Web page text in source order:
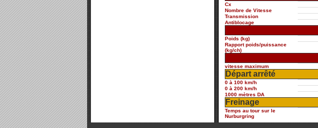
Cx
Nombre de Vitesse
Transmission
Antiblocage
Poids (kg)
Rapport poids/puissance
(kg/ch)
vitesse maximum
Départ arrêté
0 à 100 km/h
0 à 200 km/h
1000 mètres DA
Freinage
Temps au tour sur le
Nurburgring